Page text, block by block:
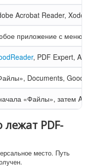
Acrobat Reader, Xodo,
приложение с меню
, PDF Expert,
Documents,
«Файлы», затем
PDF-
место. Путь